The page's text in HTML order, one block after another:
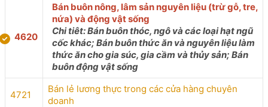
4620
Bán buôn nông, lâm sản nguyên liệu (trừ gỗ, tre,
nứa) và động vật sống
Chi tiêt: Bán buôn thóc, ngô và các loại hạt ngũ
cốc khác; Bán buôn thức ăn và nguyên liệu làm
thức ăn cho gia súc, gia cầm và thủy sản; Bán
buôn động vật sống
4721
Bán lẻ lương thực trong các cửa hàng chuyên
doanh